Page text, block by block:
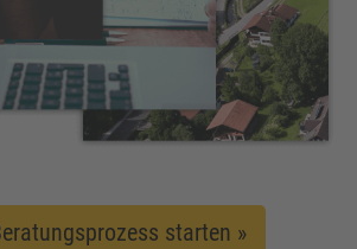
starten »